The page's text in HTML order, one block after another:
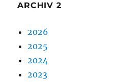
ARCHIV 2
2026
2025
2024
2023